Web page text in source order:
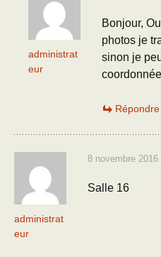
administrat
eur
Bonjour,
photos je
sinon je
Répondre
administrat
eur
8 novembre 2016
Salle 16